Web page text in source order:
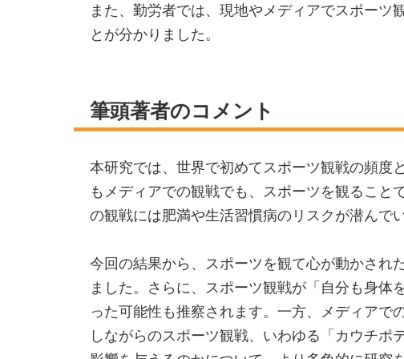
また、勤労者では、現地やメディアでスポーツ
とが分かりました。
筆頭著者のコメント
本研究では、世界で初めてスポーツ観戦の頻度
もメディアでの観戦でも、スポーツを観るこ
の観戦には肥満や生活習慣病のリスクが潜んで
今回の結果から、スポーツを観て心が動かされ
ました。さらに、スポーツ観戦が「自分も身
った可能性も推察されます。一方、メディアで
しながらのスポーツ観戦、いわゆる「カウチ